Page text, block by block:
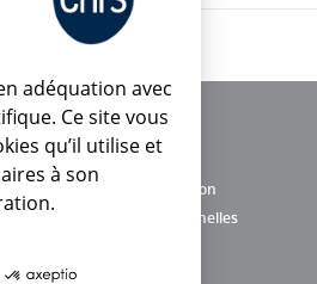
Charte d'utilisation
Données personnelles
adéquation avec
Ce site vous
qu’il utilise et
à son